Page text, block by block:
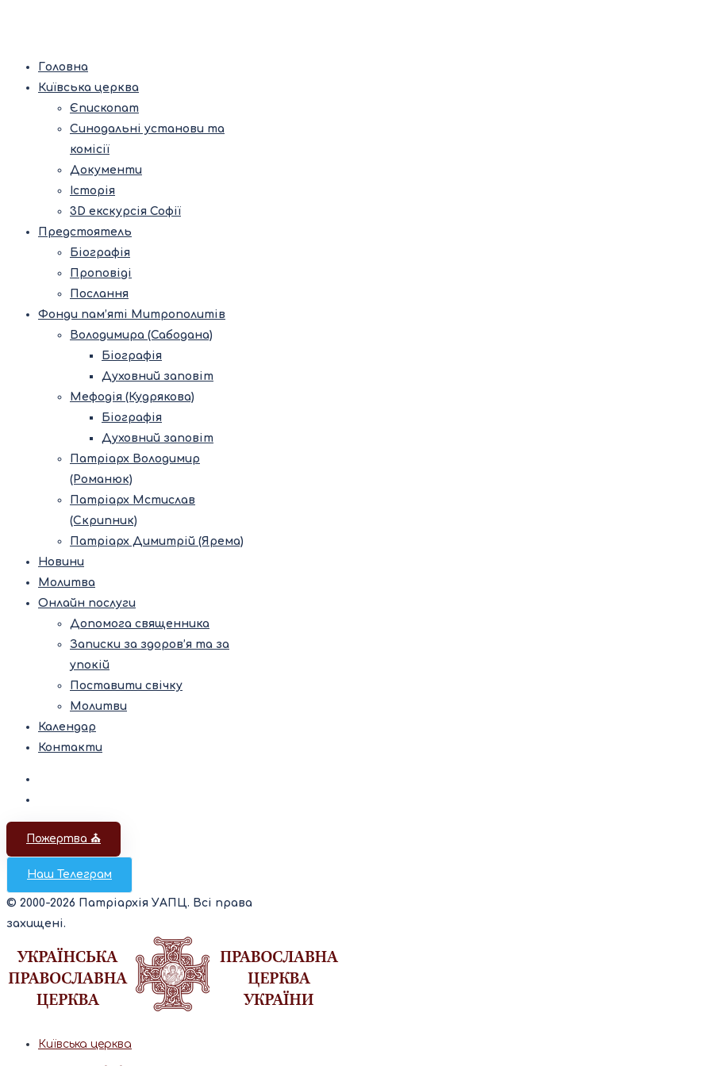
Головна
Київська церква
Єпископат
Синодальні установи та
комісії
Документи
Історія
3D екскурсія Софії
Предстоятель
Біографія
Проповіді
Послання
Фонди пам’яті Митрополитів
Володимира (Сабодана)
Біографія
Духовний заповіт
Мефодія (Кудрякова)
Біографія
Духовний заповіт
Патріарх Володимир
(Романюк)
Патріарх Мстислав
(Скрипник)
Патріарх Димитрій (Ярема)
Новини
Молитва
Онлайн послуги
Допомога священника
Записки за здоров’я та за
упокій
Поставити свічку
Молитви
Календар
Контакти
Пожертва ⛪️
Наш Телеграм
© 2000-2026 Патріархія УАПЦ. Всі права
захищені.
Київська церква